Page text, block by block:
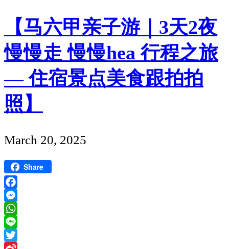
敌
海
景
住
宿】
楼/
【马六甲亲子游｜3天2夜
慢慢走 慢慢hea 行程之旅
— 住宿景点美食跟拍拍
照】
Published
March 20, 2025
Share
Facebook
Messenger
WhatsApp
Line